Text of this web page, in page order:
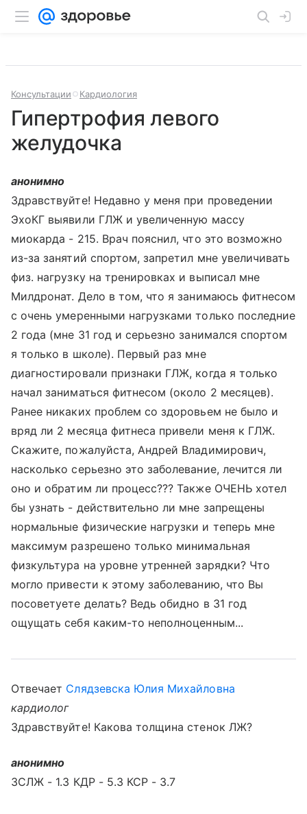
Консультации Кардиология
Гипертрофия левого
желудочка
анонимно
Здравствуйте! Недавно у меня при проведении
ЭхоКГ выявили ГЛЖ и увеличенную массу
миокарда - 215. Врач пояснил, что это возможно
из-за занятий спортом, запретил мне увеличивать
физ. нагрузку на тренировках и выписал мне
Милдронат. Дело в том, что я занимаюсь фитнесом
с очень умеренными нагрузками только последние
2 года (мне 31 год и серьезно занимался спортом
я только в школе). Первый раз мне
диагностировали признаки ГЛЖ, когда я только
начал заниматься фитнесом (около 2 месяцев).
Ранее никаких проблем со здоровьем не было и
вряд ли 2 месяца фитнеса привели меня к ГЛЖ.
Скажите, пожалуйста, Андрей Владимирович,
насколько серьезно это заболевание, лечится ли
оно и обратим ли процесс??? Также ОЧЕНЬ хотел
бы узнать - действительно ли мне запрещены
нормальные физические нагрузки и теперь мне
максимум разрешено только минимальная
физкультура на уровне утренней зарядки? Что
могло привести к этому заболеванию, что Вы
посоветуете делать? Ведь обидно в 31 год
ощущать себя каким-то неполноценным...
Отвечает Слядзевска Юлия Михайловна
кардиолог
Здравствуйте! Какова толщина стенок ЛЖ?
анонимно
ЗСЛЖ - 1.3 КДР - 5.3 КСР - 3.7